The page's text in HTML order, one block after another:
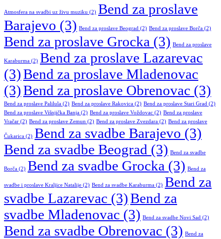
Atmosfera na svadbi uz živu muziku (2) Bend za proslave
Barajevo (3) Bend za proslave Beograd (2) Bend za proslave Borča (2)
Bend za proslave Grocka (3) Bend za proslave
Karaburma (2) Bend za proslave Lazarevac
(3)Bend za proslave Mladenovac
(3)Bend za proslave Obrenovac (3)
Bend za proslave Palilula (2) Bend za proslave Rakovica (2) Bend za proslave Stari Grad (2)
Bend za proslave Višnjička Banja (2) Bend za proslave Voždovac (2) Bend za proslave
Vračar (2) Bend za proslave Zemun (2) Bend za proslave Zvezdara (2) Bend za proslave
Čukarica (2) Bend za svadbe Barajevo (3)
Bend za svadbe Beograd (3) Bend za svadbe
Borča (2) Bend za svadbe Grocka (3) Bend za
svadbe i proslave Kraljice Natalije (2) Bend za svadbe Karaburma (2) Bend za
svadbe Lazarevac (3)Bend za
svadbe Mladenovac (3) Bend za svadbe Novi Sad (2)
Bend za svadbe Obrenovac (3) Bend za